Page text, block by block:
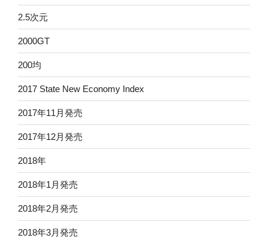
2.5次元
2000GT
200均
2017 State New Economy Index
2017年11月発売
2017年12月発売
2018年
2018年1月発売
2018年2月発売
2018年3月発売